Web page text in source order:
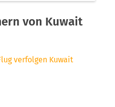
von Kuwait
verfolgen Kuwait